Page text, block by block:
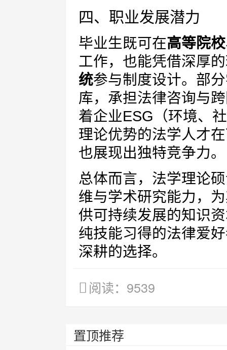
四、职业发展潜力
毕业生既可在高等院
工作，也能凭借深厚
统参与制度设计。部
库，承担法律咨询与
着企业ESG（环境、
理论优势的法学人才在
也展现出独特竞争力。
总体而言，法学理论
维与学术研究能力，
供可持续发展的知识
纯技能习得的法律爱
深耕的选择。
阅读：9539
置顶推荐